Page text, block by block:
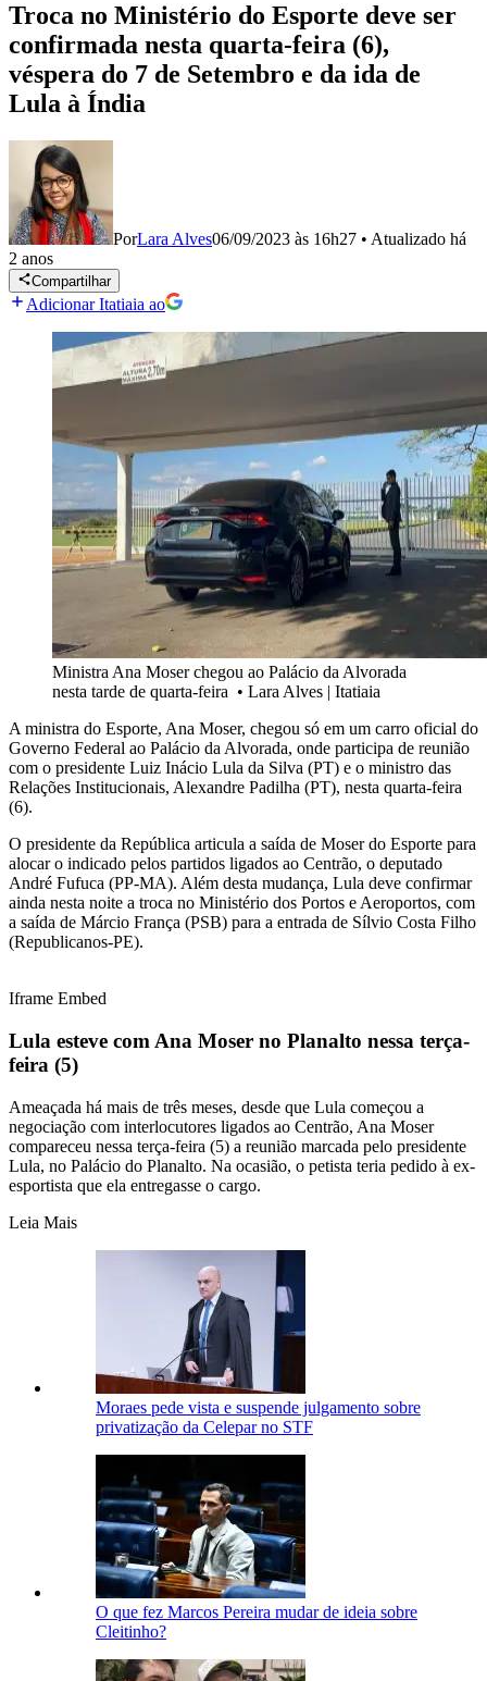
Troca no Ministério do Esporte deve ser
confirmada nesta quarta-feira (6),
véspera do 7 de Setembro e da ida de
Lula à Índia
PorLara Alves06/09/2023 às 16h27 • Atualizado há
2 anos
Compartilhar
Adicionar Itatiaia ao
Ministra Ana Moser chegou ao Palácio da Alvorada
nesta tarde de quarta-feira • Lara Alves | Itatiaia
A ministra do Esporte, Ana Moser, chegou só em um carro oficial do
Governo Federal ao Palácio da Alvorada, onde participa de reunião
com o presidente Luiz Inácio Lula da Silva (PT) e o ministro das
Relações Institucionais, Alexandre Padilha (PT), nesta quarta-feira
(6).
O presidente da República articula a saída de Moser do Esporte para
alocar o indicado pelos partidos ligados ao Centrão, o deputado
André Fufuca (PP-MA). Além desta mudança, Lula deve confirmar
ainda nesta noite a troca no Ministério dos Portos e Aeroportos, com
a saída de Márcio França (PSB) para a entrada de Sílvio Costa Filho
(Republicanos-PE).
Iframe Embed
Lula esteve com Ana Moser no Planalto nessa terça-
feira (5)
Ameaçada há mais de três meses, desde que Lula começou a
negociação com interlocutores ligados ao Centrão, Ana Moser
compareceu nessa terça-feira (5) a reunião marcada pelo presidente
Lula, no Palácio do Planalto. Na ocasião, o petista teria pedido à ex-
esportista que ela entregasse o cargo.
Leia Mais
Moraes pede vista e suspende julgamento sobre
privatização da Celepar no STF
O que fez Marcos Pereira mudar de ideia sobre
Cleitinho?